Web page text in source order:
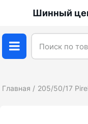
Шинный
Главная 205/50/17